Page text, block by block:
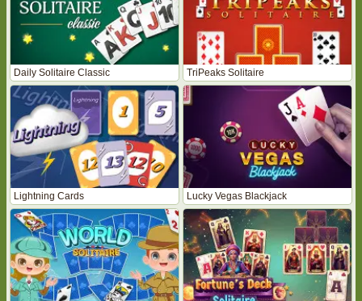
Daily Solitaire Classic TriPeaks Solitaire
Lightning Cards Lucky Vegas Blackjack